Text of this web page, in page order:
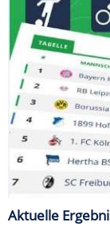
Aktuelle